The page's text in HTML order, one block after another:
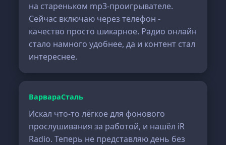
на стареньком mp3-проигрывателе.
Сейчас включаю через телефон -
качество просто шикарное. Радио онлайн
стало намного удобнее, да и контент стал
интереснее.
ВарвараСталь
Искал что-то лёгкое для фонового
прослушивания за работой, и нашёл iR
Radio. Теперь не представляю день без